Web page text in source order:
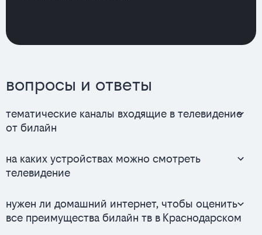
вопросы и ответы
тематические каналы входящие в телевидение
от билайн
на каких устройствах можно смотреть
телевидение
нужен ли домашний интернет, чтобы оценить
все преимущества билайн тв в Краснодарском